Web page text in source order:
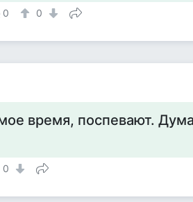
0 0
время, поспевают.
0